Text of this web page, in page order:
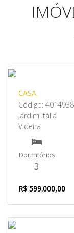
CASA
Código:
Jardim Itália
Videira
Dormitórios
3
R$ 599.000,00